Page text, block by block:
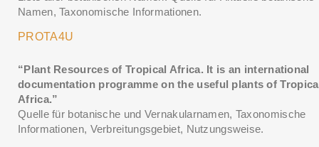
Namen, Taxonomische Informationen.
PROTA4U
“Plant Resources of Tropical Africa. It is an international
documentation programme on the useful plants of
Africa.”
Quelle für botanische und Vernakularnamen, Taxonomische
Informationen, Verbreitungsgebiet, Nutzungsweise.